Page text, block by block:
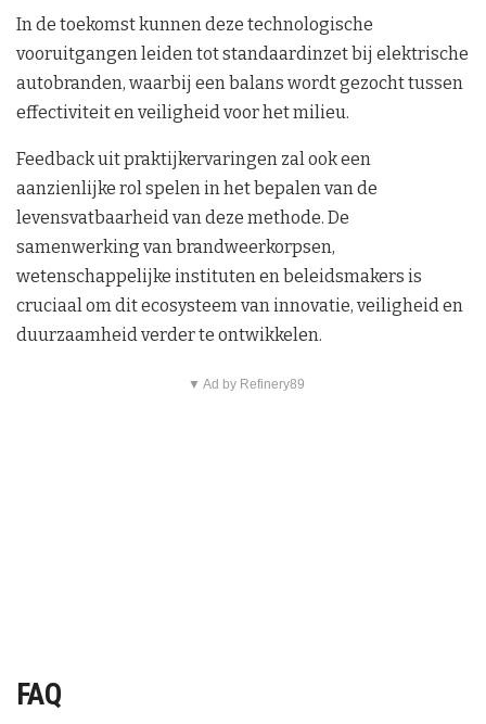
In de toekomst kunnen deze technologische
vooruitgangen leiden tot standaardinzet bij elektrische
autobranden, waarbij een balans wordt gezocht tussen
effectiviteit en veiligheid voor het milieu.
Feedback uit praktijkervaringen zal ook een
aanzienlijke rol spelen in het bepalen van de
levensvatbaarheid van deze methode. De
samenwerking van brandweerkorpsen,
wetenschappelijke instituten en beleidsmakers is
cruciaal om dit ecosysteem van innovatie, veiligheid en
duurzaamheid verder te ontwikkelen.
▼ Ad by Refinery89
FAQ